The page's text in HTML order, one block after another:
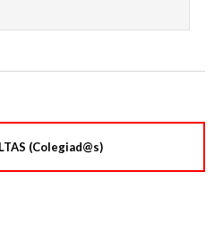
(Colegiad@s)